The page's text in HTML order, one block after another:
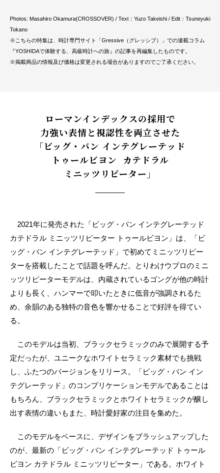
Photos: Masahiro Okamura(CROSSOVER) / Text：Yuzo Takeishi / Edit：Tsuneyuki
Tokano
※こちらの特集は、時計専門サイト「Gressive（グレッシブ）」での連載コラム
『YOSHIDAで体験する、高級時計への旅』の記事を再編集したものです。
※掲載商品の情報及び価格は変更される場合がありますのでご了承ください。
ローマンインデックスの採用で
力強い表情と視認性を両立させた
「ビッグ・バン インテグレーテッド
トゥールビヨン カテドラル
ミニッツリピーター」
2021年に発売された「ビッグ・バン インテグレーテッド
カテドラル ミニッツリピーター トゥールビヨン」は、「ビ
ッグ・バン インテグレーテッド」で初めてミニッツリピー
ターを搭載したことで話題を呼んだ。とりわけウブロのミニ
ッツリピーターモデルは、内蔵されているゴングが他の時計
よりも長く、ハンマーで叩いたときに低音が強調されるた
め、余韻のある独特の音色を響かせることで好評を得てい
る。
このモデルは当初、ブラックセラミックのみで展開する予
定だったが、ユニークなホワイトセラミック素材でも挑戦
し、ふたつのバージョンをリリース。「ビッグ・バン イン
テグレーテッド」のコンプリケーションモデルであることは
もちろん、ブラックセラミックとホワイトセラミックが醸し
出す表情の違いもまた、時計愛好家の注目を集めた。
このモデルをベースに、デザインをブラッシュアップした
のが、最新の「ビッグ・バン インテグレーテッド トゥール
ビヨン カテドラル ミニッツリピーター」である。ホワイト